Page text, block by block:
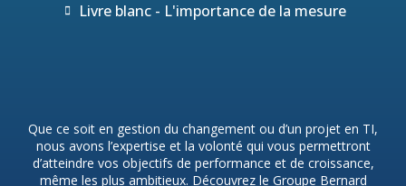
Livre blanc - L'importance de la mesure
Que ce soit en gestion du changement ou d’un projet en TI,
nous avons l’expertise et la volonté qui vous permettront
d’atteindre vos objectifs de performance et de croissance,
même les plus ambitieux. Découvrez le Groupe Bernard